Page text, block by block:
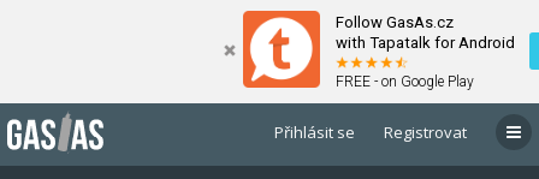
Follow GasAs.cz
with Tapatalk for Android
FREE - on Google Play
Přihlásit se Registrovat